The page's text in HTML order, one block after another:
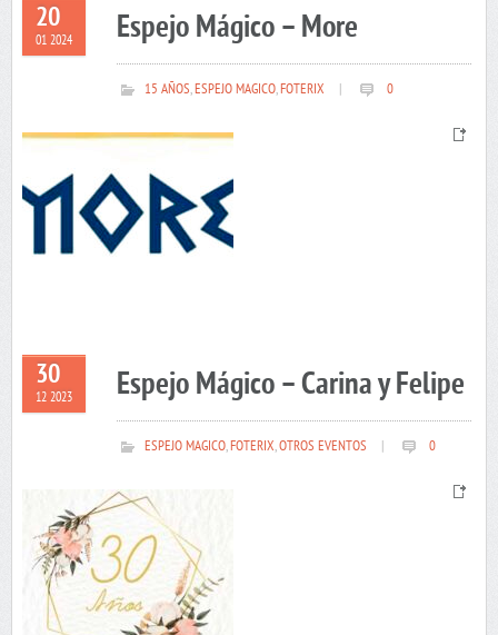
20
01 2024 Espejo Mágico – More
15 AÑOS,ESPEJO MAGICO,FOTERIX 0
30
12 2023 Espejo Mágico – Carina y Felipe
ESPEJO MAGICO,FOTERIX,OTROS EVENTOS 0